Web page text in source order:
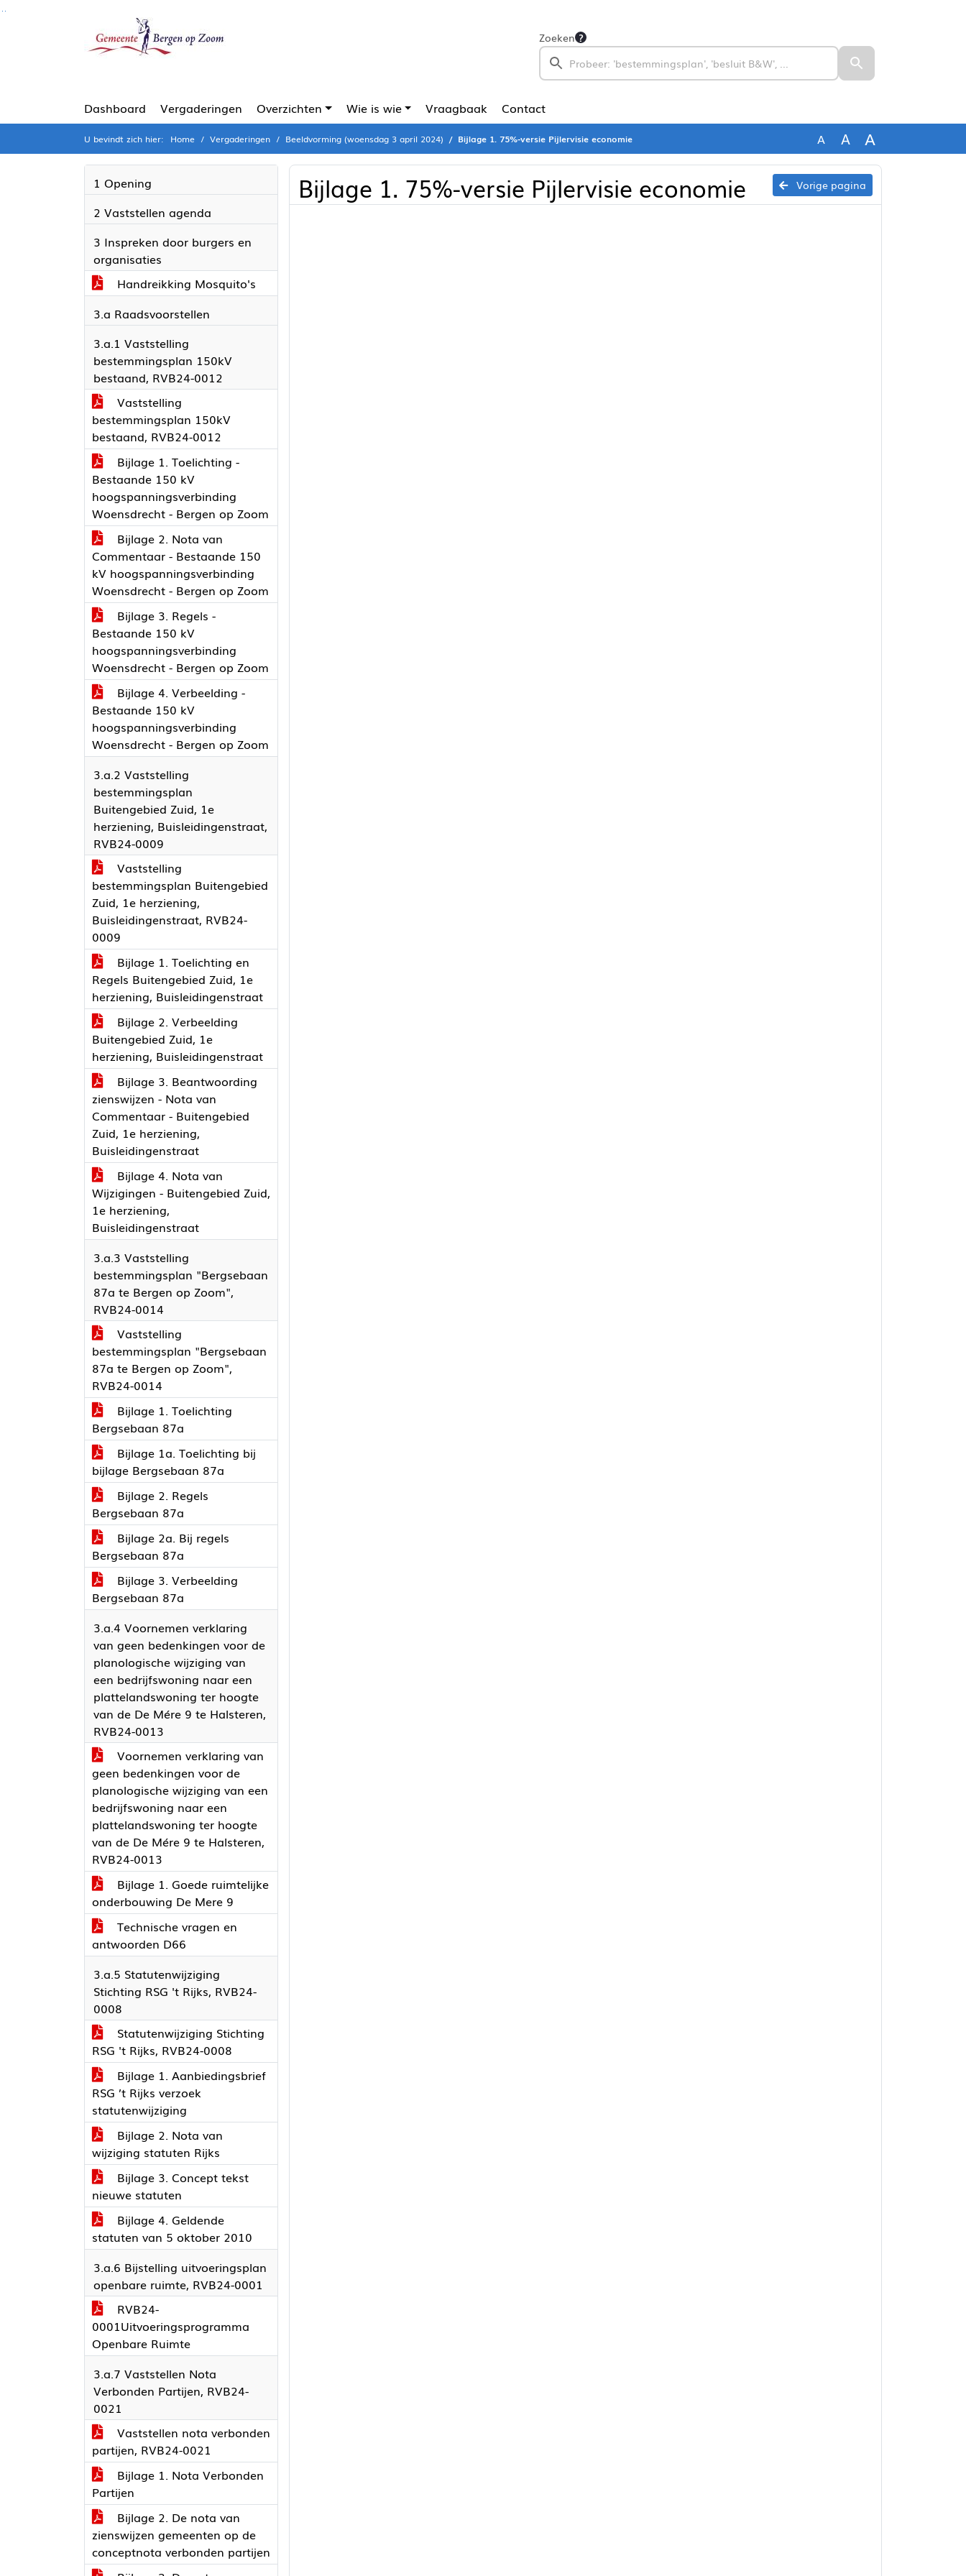
Ga naar de inhoud van deze pagina
Zoeken
Dashboard Vergaderingen Overzichten Wie is wie Vraagbaak Contact
U bevindt zich hier: Home Vergaderingen Beeldvorming (woensdag 3 april 2024) Bijlage 1. 75%-versie Pijlervisie economie A A A
1 Opening
2 Vaststellen agenda
3 Inspreken door burgers en
organisaties
Handreikking Mosquito's
3.a Raadsvoorstellen
3.a.1 Vaststelling
bestemmingsplan 150kV
bestaand, RVB24-0012
Vaststelling
bestemmingsplan 150kV
bestaand, RVB24-0012
Bijlage 1. Toelichting -
Bestaande 150 kV
hoogspanningsverbinding
Woensdrecht - Bergen op Zoom
Bijlage 2. Nota van
Commentaar - Bestaande 150
kV hoogspanningsverbinding
Woensdrecht - Bergen op Zoom
Bijlage 3. Regels -
Bestaande 150 kV
hoogspanningsverbinding
Woensdrecht - Bergen op Zoom
Bijlage 4. Verbeelding -
Bestaande 150 kV
hoogspanningsverbinding
Woensdrecht - Bergen op Zoom
3.a.2 Vaststelling
bestemmingsplan
Buitengebied Zuid, 1e
herziening, Buisleidingenstraat,
RVB24-0009
Vaststelling
bestemmingsplan Buitengebied
Zuid, 1e herziening,
Buisleidingenstraat, RVB24-
0009
Bijlage 1. Toelichting en
Regels Buitengebied Zuid, 1e
herziening, Buisleidingenstraat
Bijlage 2. Verbeelding
Buitengebied Zuid, 1e
herziening, Buisleidingenstraat
Bijlage 3. Beantwoording
zienswijzen - Nota van
Commentaar - Buitengebied
Zuid, 1e herziening,
Buisleidingenstraat
Bijlage 4. Nota van
Wijzigingen - Buitengebied Zuid,
1e herziening,
Buisleidingenstraat
3.a.3 Vaststelling
bestemmingsplan "Bergsebaan
87a te Bergen op Zoom",
RVB24-0014
Vaststelling
bestemmingsplan "Bergsebaan
87a te Bergen op Zoom",
RVB24-0014
Bijlage 1. Toelichting
Bergsebaan 87a
Bijlage 1a. Toelichting bij
bijlage Bergsebaan 87a
Bijlage 2. Regels
Bergsebaan 87a
Bijlage 2a. Bij regels
Bergsebaan 87a
Bijlage 3. Verbeelding
Bergsebaan 87a
3.a.4 Voornemen verklaring
van geen bedenkingen voor de
planologische wijziging van
een bedrijfswoning naar een
plattelandswoning ter hoogte
van de De Mére 9 te Halsteren,
RVB24-0013
Voornemen verklaring van
geen bedenkingen voor de
planologische wijziging van een
bedrijfswoning naar een
plattelandswoning ter hoogte
van de De Mére 9 te Halsteren,
RVB24-0013
Bijlage 1. Goede ruimtelijke
onderbouwing De Mere 9
Technische vragen en
antwoorden D66
3.a.5 Statutenwijziging
Stichting RSG 't Rijks, RVB24-
0008
Statutenwijziging Stichting
RSG 't Rijks, RVB24-0008
Bijlage 1. Aanbiedingsbrief
RSG ’t Rijks verzoek
statutenwijziging
Bijlage 2. Nota van
wijziging statuten Rijks
Bijlage 3. Concept tekst
nieuwe statuten
Bijlage 4. Geldende
statuten van 5 oktober 2010
3.a.6 Bijstelling uitvoeringsplan
openbare ruimte, RVB24-0001
RVB24-
0001Uitvoeringsprogramma
Openbare Ruimte
3.a.7 Vaststellen Nota
Verbonden Partijen, RVB24-
0021
Vaststellen nota verbonden
partijen, RVB24-0021
Bijlage 1. Nota Verbonden
Partijen
Bijlage 2. De nota van
zienswijzen gemeenten op de
conceptnota verbonden partijen
Vorige pagina
Bijlage 1. 75%-versie Pijlervisie economie